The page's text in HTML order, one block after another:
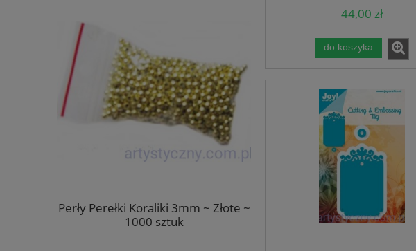
Perły Perełki Koraliki 3mm ~ Złote ~
1000 sztuk
Naklejki Ozdobne - Zawijasy
Narożniki 1314 - srebrne
44,00 zł
do koszyka